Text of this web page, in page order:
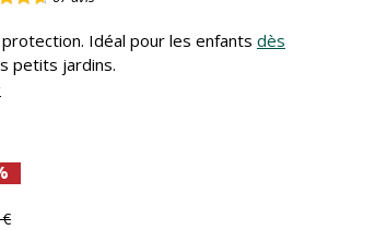
Idéal pour les enfants dès
petits jardins.